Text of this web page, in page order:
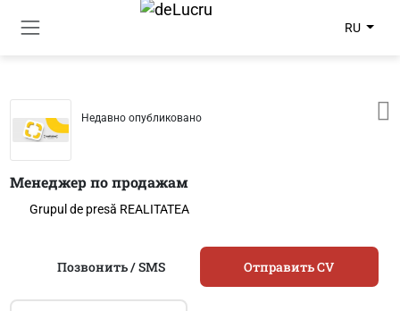
RU
Недавно опубликовано
Менеджер по продажам
Grupul de presă REALITATEA
Позвонить / SMS Отправить CV